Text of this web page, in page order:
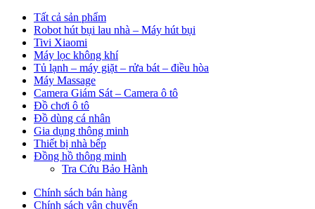
Tất cả sản phẩm
Robot hút bụi lau nhà – Máy hút bụi
Tivi Xiaomi
Máy lọc không khí
Tủ lạnh – máy giặt – rửa bát – điều hòa
Máy Massage
Camera Giám Sát – Camera ô tô
Đồ chơi ô tô
Đồ dùng cá nhân
Gia dụng thông minh
Thiết bị nhà bếp
Đồng hồ thông minh
Tra Cứu Bảo Hành
Chính sách bán hàng
Chính sách vận chuyển